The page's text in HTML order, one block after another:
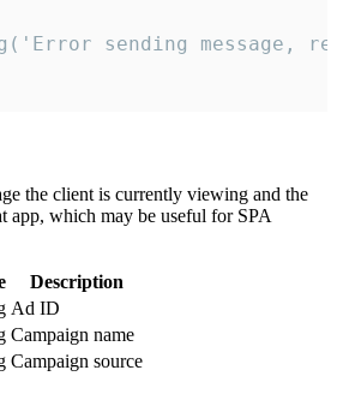
sending message,
the client is currently viewing and the
app, which may be useful for SPA
Description
Ad ID
Campaign name
Campaign source